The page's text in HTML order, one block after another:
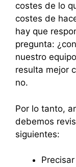
costes de lo
costes de
hay que
pregunta:
nuestro
resulta mejor
no.
Por lo tanto,
debemos
siguientes: